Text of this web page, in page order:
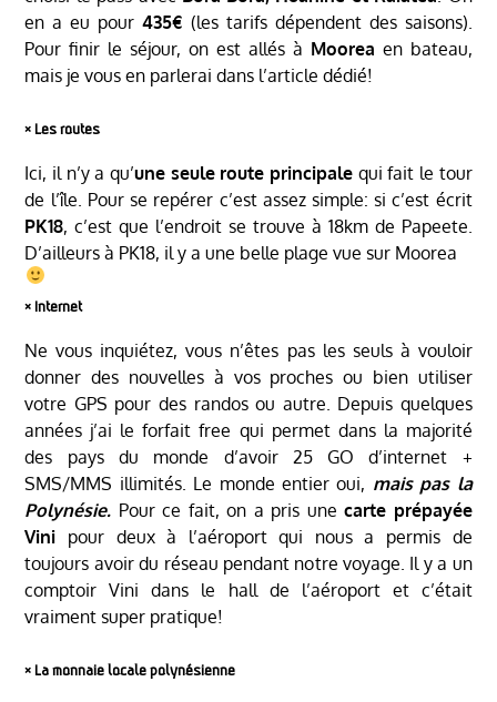
en a eu pour 435€ (les tarifs dépendent des saisons).
Pour finir le séjour, on est allés à Moorea en bateau,
mais je vous en parlerai dans l’article dédié!
༝ Les routes
Ici, il n’y a qu’une seule route principale qui fait le tour
de l’île. Pour se repérer c’est assez simple: si c’est écrit
PK18, c’est que l’endroit se trouve à 18km de Papeete.
D’ailleurs à PK18, il y a une belle plage vue sur Moorea
༝Internet
Ne vous inquiétez, vous n’êtes pas les seuls à vouloir
donner des nouvelles à vos proches ou bien utiliser
votre GPS pour des randos ou autre. Depuis quelques
années j’ai le forfait free qui permet dans la majorité
des pays du monde d’avoir 25 GO d’internet +
SMS/MMS illimités. Le monde entier oui, mais pas la
Polynésie. Pour ce fait, on a pris unecarte prépayée
Vini pour deux à l’aéroport qui nous a permis de
toujours avoir du réseau pendant notre voyage. Il y a un
comptoir Vini dans le hall de l’aéroport et c’était
vraiment super pratique!
༝La monnaie locale polynésienne